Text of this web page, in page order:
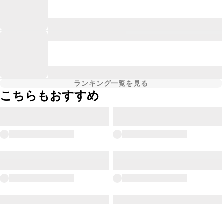
ランキング一覧を見る
こちらもおすすめ